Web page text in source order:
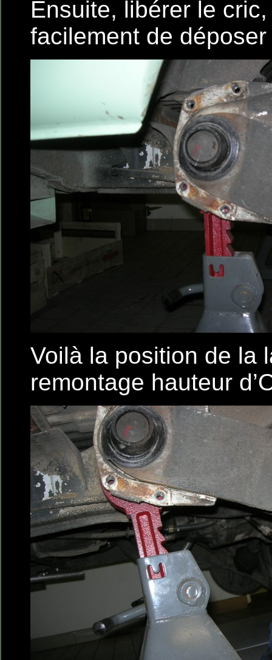
Ensuite, libérer le
facilement de
Voilà la position de la
remontage hauteur